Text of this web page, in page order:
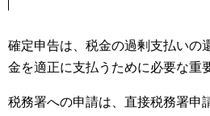
確定申告は、税金の過剰支払いの
金を適正に支払うために必要な重
税務署への申請は、直接税務署申